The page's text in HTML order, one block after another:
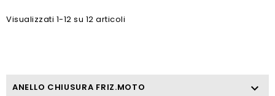
Visualizzati 1-12 su 12 articoli
ANELLO CHIUSURA FRIZ.MOTO 